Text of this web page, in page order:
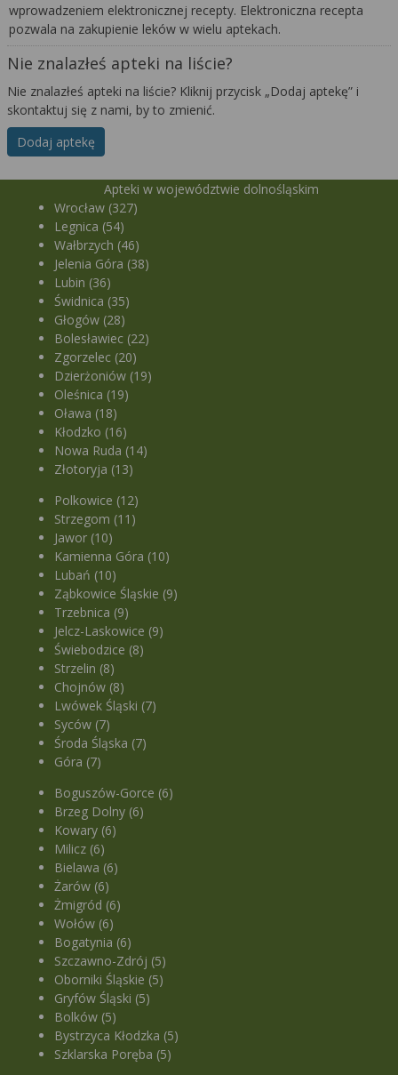
wprowadzeniem elektronicznej recepty. Elektroniczna recepta
pozwala na zakupienie leków w wielu aptekach.
Nie znalazłeś apteki na liście?
Nie znalazłeś apteki na liście? Kliknij przycisk „Dodaj aptekę” i
skontaktuj się z nami, by to zmienić.
Dodaj aptekę
Apteki w województwie dolnośląskim
Wrocław (327)
Legnica (54)
Wałbrzych (46)
Jelenia Góra (38)
Lubin (36)
Świdnica (35)
Głogów (28)
Bolesławiec (22)
Zgorzelec (20)
Dzierżoniów (19)
Oleśnica (19)
Oława (18)
Kłodzko (16)
Nowa Ruda (14)
Złotoryja (13)
Polkowice (12)
Strzegom (11)
Jawor (10)
Kamienna Góra (10)
Lubań (10)
Ząbkowice Śląskie (9)
Trzebnica (9)
Jelcz-Laskowice (9)
Świebodzice (8)
Strzelin (8)
Chojnów (8)
Lwówek Śląski (7)
Syców (7)
Środa Śląska (7)
Góra (7)
Boguszów-Gorce (6)
Brzeg Dolny (6)
Kowary (6)
Milicz (6)
Bielawa (6)
Żarów (6)
Żmigród (6)
Wołów (6)
Bogatynia (6)
Szczawno-Zdrój (5)
Oborniki Śląskie (5)
Gryfów Śląski (5)
Bolków (5)
Bystrzyca Kłodzka (5)
Szklarska Poręba (5)